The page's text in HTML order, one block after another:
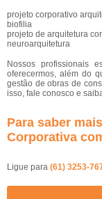
projeto corporativo
biofilia
projeto de arquitetura
neuroarquitetura
Nossos profissionais
oferecermos, além do
gestão de obras de
isso, fale conosco e
Para saber
Corporativa
Ligue para (61) 3253-